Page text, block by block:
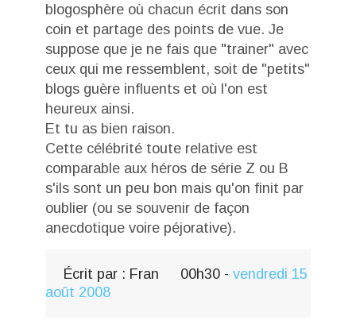
blogosphère où chacun écrit dans son
coin et partage des points de vue. Je
suppose que je ne fais que "trainer" avec
ceux qui me ressemblent, soit de "petits"
blogs guère influents et où l'on est
heureux ainsi.
Et tu as bien raison.
Cette célébrité toute relative est
comparable aux héros de série Z ou B
s'ils sont un peu bon mais qu'on finit par
oublier (ou se souvenir de façon
anecdotique voire péjorative).
Écrit par : Fran 00h30 -vendredi 15
août 2008